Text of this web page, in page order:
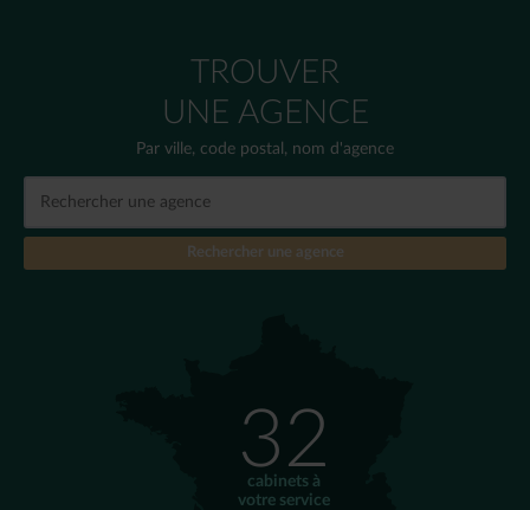
TROUVER
UNE AGENCE
Par ville, code postal, nom d'agence
32
cabinets à
votre service